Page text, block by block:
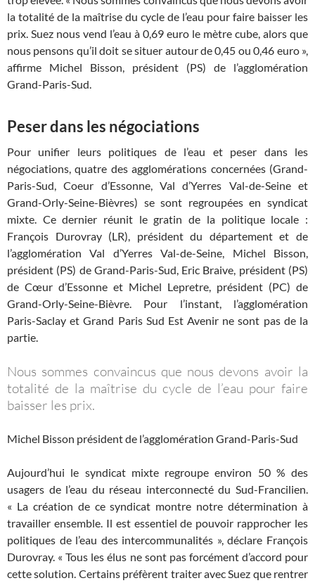
la totalité de la maîtrise du cycle de l’eau pour faire baisser les
prix. Suez nous vend l’eau à 0,69 euro le mètre cube, alors que
nous pensons qu’il doit se situer autour de 0,45 ou 0,46 euro »,
affirme Michel Bisson, président (PS) de l’agglomération
Grand-Paris-Sud.
Peser dans les négociations
Pour unifier leurs politiques de l’eau et peser dans les
négociations, quatre des agglomérations concernées (Grand-
Paris-Sud, Coeur d’Essonne, Val d’Yerres Val-de-Seine et
Grand-Orly-Seine-Bièvres) se sont regroupées en syndicat
mixte. Ce dernier réunit le gratin de la politique locale :
François Durovray (LR), président du département et de
l’agglomération Val d’Yerres Val-de-Seine, Michel Bisson,
président (PS) de Grand-Paris-Sud, Eric Braive, président (PS)
de Cœur d’Essonne et Michel Lepretre, président (PC) de
Grand-Orly-Seine-Bièvre. Pour l’instant, l’agglomération
Paris-Saclay et Grand Paris Sud Est Avenir ne sont pas de la
partie.
Nous sommes convaincus que nous devons avoir la
totalité de la maîtrise du cycle de l’eau pour faire
baisser les prix.
Michel Bisson président de l’agglomération Grand-Paris-Sud
Aujourd’hui le syndicat mixte regroupe environ 50 % des
usagers de l’eau du réseau interconnecté du Sud-Francilien.
« La création de ce syndicat montre notre détermination à
travailler ensemble. Il est essentiel de pouvoir rapprocher les
politiques de l’eau des intercommunalités », déclare François
Durovray. « Tous les élus ne sont pas forcément d’accord pour
cette solution. Certains préfèrent traiter avec Suez que rentrer